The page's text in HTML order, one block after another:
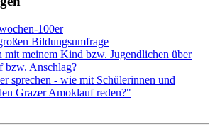
100er
Bildungsumfrage
mit meinem Kind bzw. Jugendlichen über
bzw. Anschlag?
sprechen - wie mit Schülerinnen und
Grazer Amoklauf reden?"